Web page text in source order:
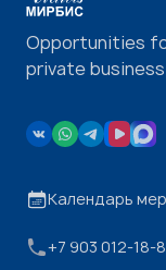
Opportunities
private
Календарь
+7 903 012-18-